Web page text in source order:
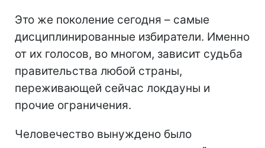
Это же поколение сегодня – самые
дисциплинированные избиратели. Именно
от их голосов, во многом, зависит судьба
правительства любой страны,
переживающей сейчас локдауны и
прочие ограничения.
Человечество вынуждено было